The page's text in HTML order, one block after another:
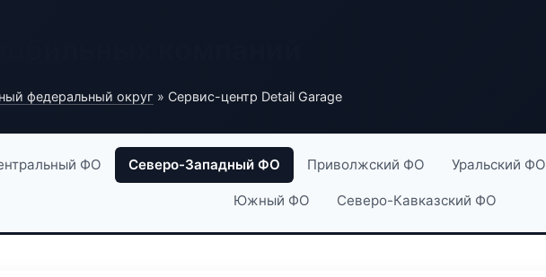
федеральный округ » Сервис-центр Detail Garage
ФО Северо-Западный ФО Приволжский ФО Уральский ФО
Южный ФО Северо-Кавказский ФО